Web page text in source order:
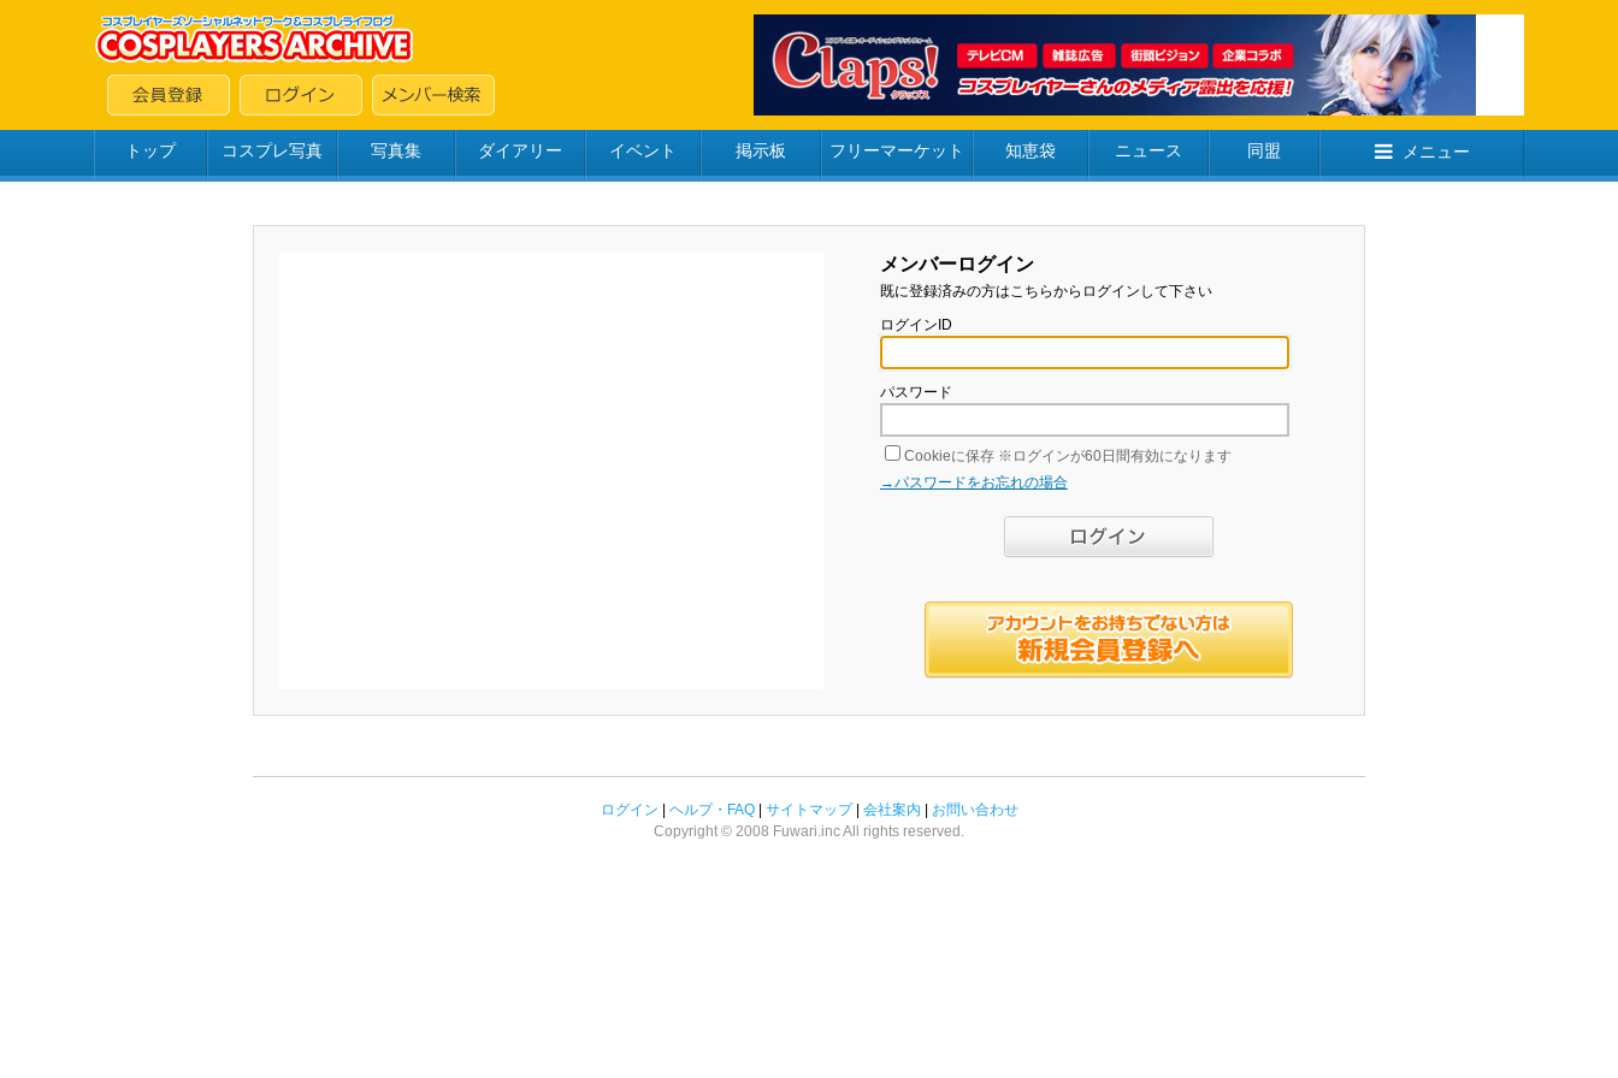
トップ コスプレ写真 写真集 ダイアリー イベント 掲示板 フリーマーケット 知恵袋 ニュース 同盟 メニュー
メンバーログイン
既に登録済みの方はこちらからログインして下さい
ログインID
パスワード
Cookieに保存 ※ログインが60日間有効になります
→パスワードをお忘れの場合
ログイン ヘルプ・FAQ| サイトマップ| 会社案内
お問い合わせ
Copyright © 2008 Fuwari.inc All rights reserved.